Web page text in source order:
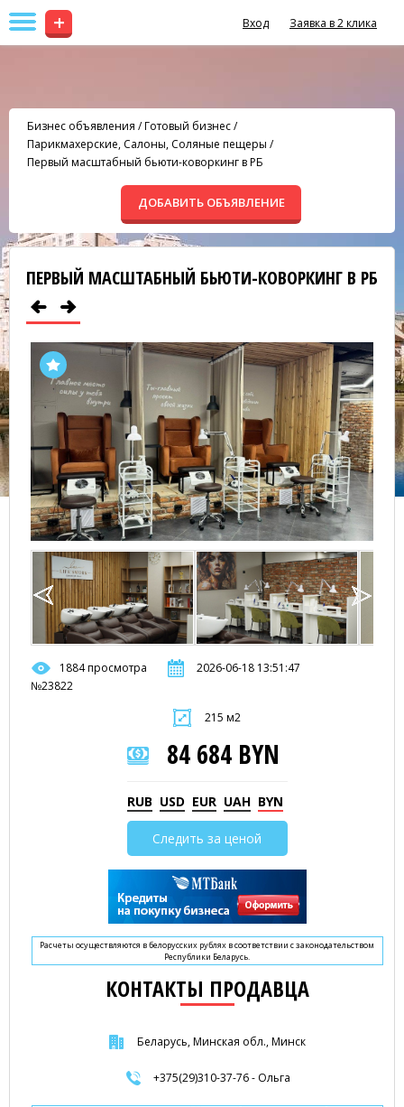
+ Вход Заявка в 2 клика
Бизнес объявления /Готовый бизнес/
Парикмахерские, Салоны, Соляные пещеры /
Первый масштабный бьюти-коворкинг в РБ
ДОБАВИТЬ ОБЪЯВЛЕНИЕ
ПЕРВЫЙ МАСШТАБНЫЙ БЬЮТИ-КОВОРКИНГ В РБ
1884 просмотра
2026-06-18 13:51:47
№23822
215 м2
84 684 BYN
RUB USD EUR UAH BYN
Следить за ценой
Расчеты осуществляются в белорусских рублях в соответствии с законодательством
Республики Беларусь.
КОНТАКТЫ ПРОДАВЦА
Беларусь, Минская обл., Минск
+375(29)310-37-76 - Ольга